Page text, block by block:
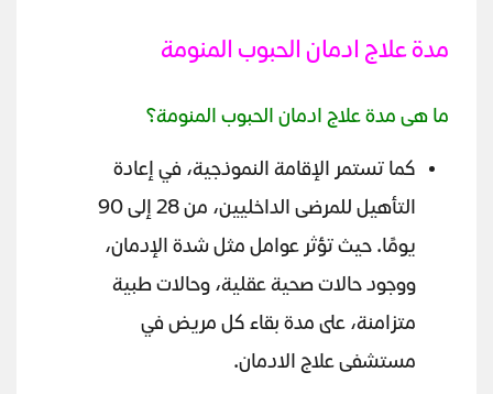
مدة علاج ادمان الحبوب المنومة
ما هى مدة علاج ادمان الحبوب المنومة؟
كما تستمر الإقامة النموذجية، في إعادة
التأهيل للمرضى الداخليين، من 28 إلى 90
يومًا. حيث تؤثر عوامل مثل شدة الإدمان،
ووجود حالات صحية عقلية، وحالات طبية
متزامنة، على مدة بقاء كل مريض في
مستشفى علاج الادمان.